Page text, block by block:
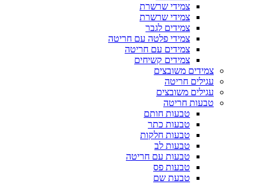
צמידי שרשרת
צמידי שרשרת
צמידים לגבר
צמידי פלטה עם חריטה
צמידים עם חריטה
צמידים קשיחים
צמידים משובצים
עגילים חריטה
עגילים משובצים
טבעות חריטה
טבעות חותם
טבעות כתר
טבעות חלקות
טבעות לב
טבעות עם חריטה
טבעות פס
טבעת שם